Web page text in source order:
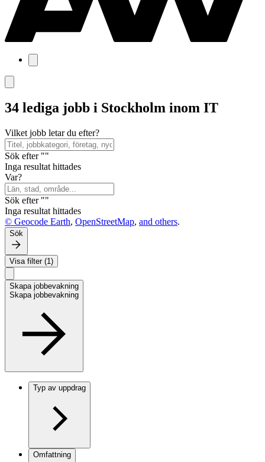
34 lediga jobb i Stockholm inom IT
Vilket jobb letar du efter?
Sök efter ""
Inga resultat hittades
Var?
Sök efter ""
Inga resultat hittades
© Geocode Earth, OpenStreetMap, and others.
Sök
Visa filter (1)
Skapa jobbevakning
Skapa jobbevakning
Typ av uppdrag
Omfattning